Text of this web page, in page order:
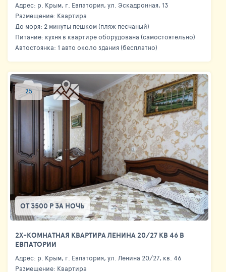
Адрес: р. Крым, г. Евпатория, ул. Эскадронная, 13
Размещение: Квартира
До моря: 2 минуты пешком (пляж песчаный)
Питание: кухня в квартире оборудована (самостоятельно)
Автостоянка: 1 авто около здания (бесплатно)
25
ОТ 3500 Р ЗА НОЧЬ
2Х-КОМНАТНАЯ КВАРТИРА ЛЕНИНА 20/27 КВ 46 В
ЕВПАТОРИИ
Адрес: р. Крым, г. Евпатория, ул. Ленина 20/27, кв. 46
Размещение: Квартира